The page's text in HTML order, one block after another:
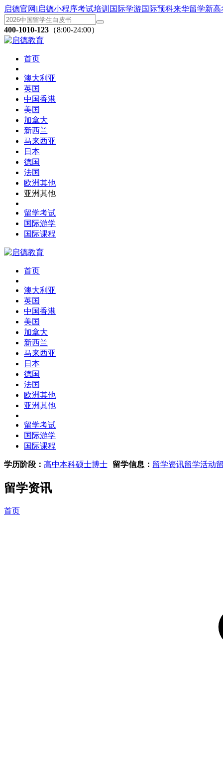
启德官网i启德小程序考试培训 国际学游国际预科来华留学新高
400-1010-123 （8:00-24:00）
首页
澳大利亚
英国
中国香港
美国
加拿大
新西兰
马来西亚
日本
德国
法国
欧洲其他
亚洲其他
留学考试
国际游学
国际课程
首页
澳大利亚
英国
中国香港
美国
加拿大
新西兰
马来西亚
日本
德国
法国
欧洲其他
亚洲其他
留学考试
国际游学
国际课程
学历阶段： 高中本科硕士博士 留学信息： 留学资讯留学活动
留学资讯
首页